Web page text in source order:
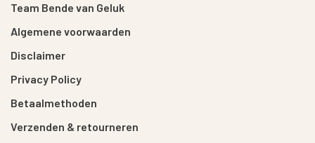
Team Bende van Geluk
Algemene voorwaarden
Disclaimer
Privacy Policy
Betaalmethoden
Verzenden & retourneren